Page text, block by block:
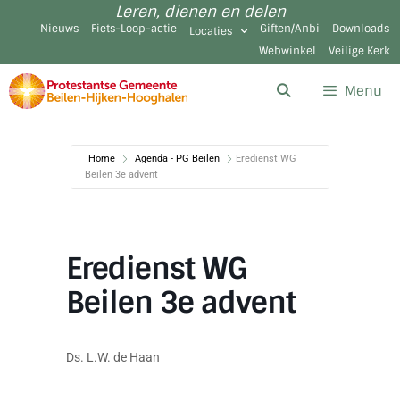
Leren, dienen en delen
Nieuws Fiets-Loop-actie Locaties Giften/Anbi
Downloads
Webwinkel
Veilige Kerk
Menu
Home Agenda - PG Beilen
Eredienst WG
Beilen 3e advent
Eredienst WG
Beilen 3e advent
Ds. L.W. de Haan